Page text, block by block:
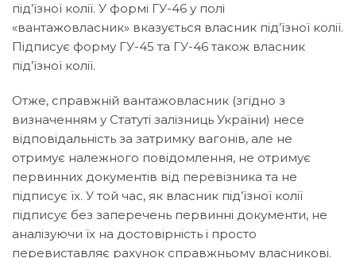
під’їзної колії. У формі ГУ-46 у полі
«вантажовласник» вказується власник під’їзної колії.
Підписує форму ГУ-45 та ГУ-46 також власник
під’їзної колії.
Отже, справжній вантажовласник (згідно з
визначенням у Статуті залізниць України) несе
відповідальність за затримку вагонів, але не
отримує належного повідомлення, не отримує
первинних документів від перевізника та не
підписує їх. У той час, як власник під’їзної колії
підписує без заперечень первинні документи, не
аналізуючи їх на достовірність і просто
перевиставляє рахунок справжньому власникові.